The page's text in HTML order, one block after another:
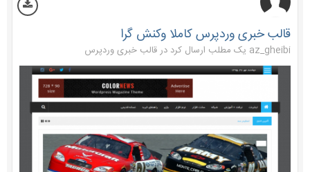
قالب خبری وردپرس کاملا وکنش گرا
az_gheibi یک مطلب ارسال کرد در قالب خبری وردپرس